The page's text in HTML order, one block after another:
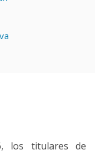
los titulares de